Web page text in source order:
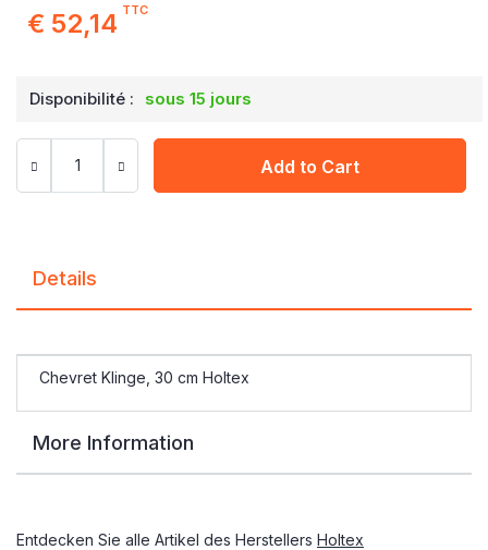
€ 52,14 TTC
Disponibilité : sous 15 jours
Add to Cart
Details
Chevret Klinge, 30 cm Holtex
More Information
Entdecken Sie alle Artikel des Herstellers Holtex